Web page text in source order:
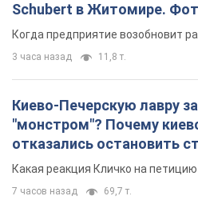
Schubert в Житомире.
Когда предприятие возобновит
3 часа назад 11,8 т.
Киево-Печерскую лавру
"монстром"? Почему
отказались остановить
небоскреба
Какая реакция Кличко на
7 часов назад 69,7 т.